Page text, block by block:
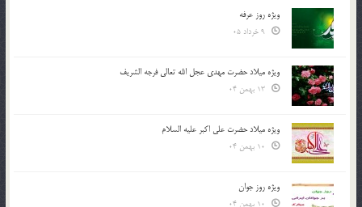
ویژه روز عرفه
ویژه میلاد حضرت مهدی عجل الله تعالی فرجه الشريف
ویژه میلاد حضرت علی اکبر علیه السلام
ویژه روز جوان